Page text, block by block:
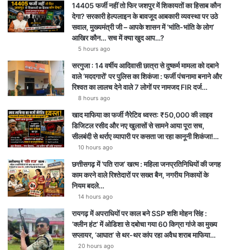
14405 फर्जी नहीं तो फिर जशपुर में शिकायतों का हिसाब कौन
देगा? सरकारी हेल्पलाइन के बावजूद आबकारी व्यवस्था पर उठे
सवाल, मुख्यमंत्री जी – आपके शासन में ‘भांति-भांति के लोग’
आखिर कौन… सच में क्या खुद आप…?
5 hours ago
सरगुजा : 14 वर्षीय आदिवासी छात्रा से दुष्कर्म मामला को दबाने
वाले ‘मददगारों’ पर पुलिस का शिकंजा : फर्जी पंचनामा बनाने और
रिश्वत का लालच देने वाले 7 लोगों पर नामजद FIR दर्ज…
8 hours ago
खाद माफिया का फर्जी नैरेटिव ध्वस्त: ₹50,000 की लाइव
डिजिटल रसीद और नए खुलासों से सामने आया पूरा सच,
सीलबंदी से थर्राए व्यापारी पर कसता जा रहा कानूनी शिकंजा!…
10 hours ago
छत्तीसगढ़ में ‘पति राज’ खत्म : महिला जनप्रतिनिधियों की जगह
काम करने वाले रिश्तेदारों पर सख्त बैन, नगरीय निकायों के
नियम बदले…
14 hours ago
रायगढ़ में अपराधियों पर काल बने SSP शशि मोहन सिंह :
‘क्लीन हंट’ में ओडिशा से दबोचा गया 60 किग्रा गांजे का मुख्य
सप्लायर, ‘आघात’ से थर-थर कांप रहा अवैध शराब माफिया…
20 hours ago